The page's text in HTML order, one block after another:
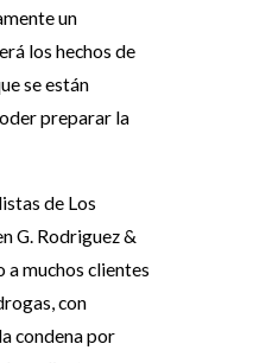
un
los hechos de
se están
preparar la
de Los
G. Rodriguez &
muchos clientes
con
condena por